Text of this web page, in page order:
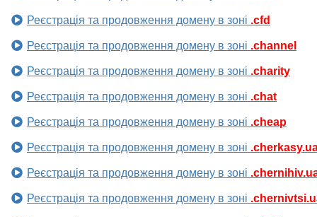
Реєстрація та продовження домену в зоні .cfd
Реєстрація та продовження домену в зоні .channel
Реєстрація та продовження домену в зоні .charity
Реєстрація та продовження домену в зоні .chat
Реєстрація та продовження домену в зоні .cheap
Реєстрація та продовження домену в зоні
Реєстрація та продовження домену в зоні
Реєстрація та продовження домену в зоні